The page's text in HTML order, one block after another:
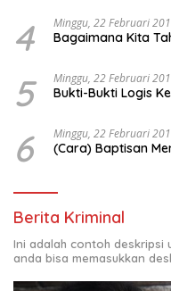
4 Minggu, 22 Februari
Bagaimana Kita
5 Minggu, 22 Februari
Bukti-Bukti Logis
6 Minggu, 22 Februari
(Cara) Baptisan
Berita Kriminal
Ini adalah contoh deskripsi
anda bisa memasukkan